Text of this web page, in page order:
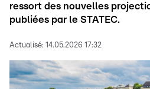
ressort des nouvelles
publiées par le STATEC.
Actualisé: 14.05.2026 17:32